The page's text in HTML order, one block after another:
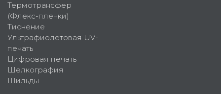
Термотрансфер
(Флекс-пленки)
Тиснение
Ультрафиолетовая UV-
печать
Цифровая печать
Шелкография
Шильды